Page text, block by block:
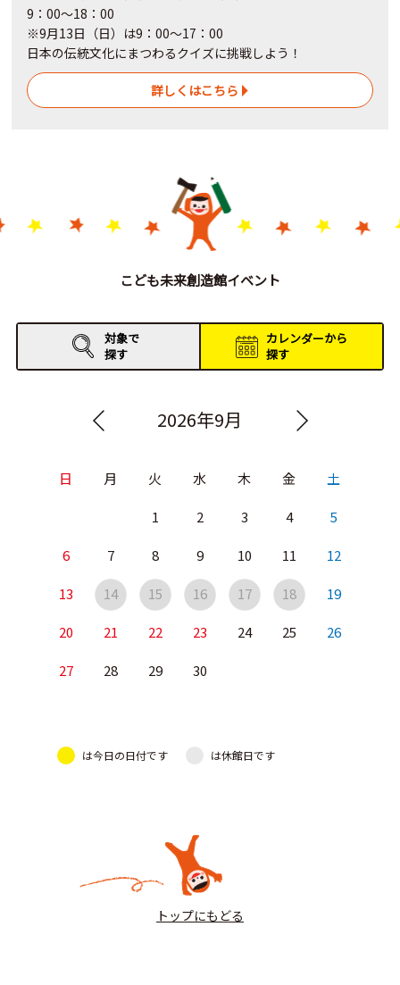
9：00～18：00
※9月13日（日）は9：00～17：00
日本の伝統文化にまつわるクイズに挑戦しよう！
詳しくはこちら
こども未来創造館イベント
対象で
探す
カレンダーから
探す
2026年9月
日 月 火 水 木 金 土
1 2 3 4 5
6 7 8 9 10 11 12
13 14 15 16 17 18 19
20 21 22 23 24 25 26
27 28 29 30
は今日の日付です は休館日です
トップにもどる